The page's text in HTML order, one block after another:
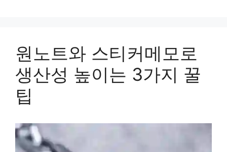
원노트와 스티커메모로
생산성 높이는 3가지 꿀
팁